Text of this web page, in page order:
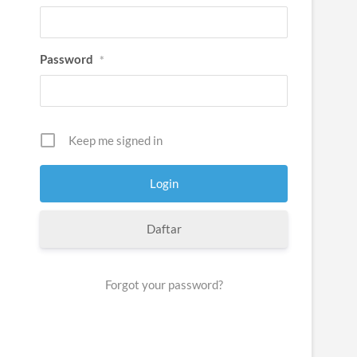
Password *
Keep me signed in
Daftar
Forgot your password?